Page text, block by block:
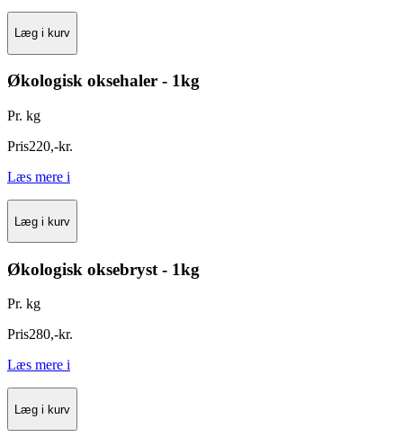
Læg i kurv
Økologisk oksehaler - 1kg
Pr. kg
Pris220,-kr.
Læs mere i
Læg i kurv
Økologisk oksebryst - 1kg
Pr. kg
Pris280,-kr.
Læs mere i
Læg i kurv